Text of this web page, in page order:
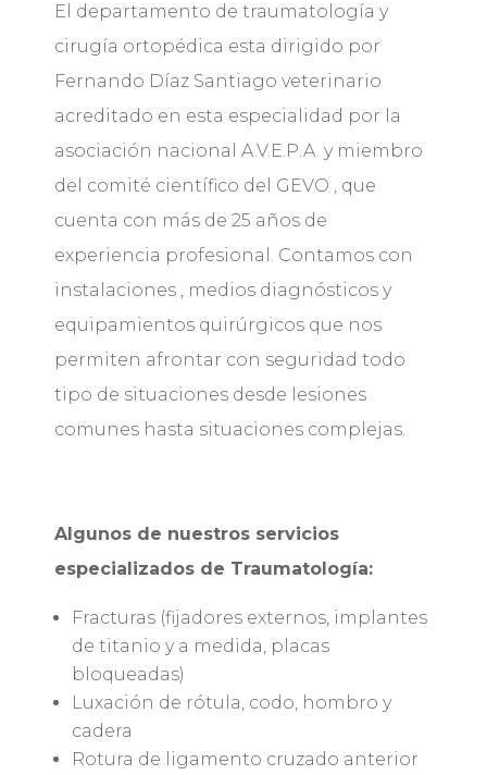
El departamento de traumatología y
cirugía ortopédica esta dirigido por
Fernando Díaz Santiago veterinario
acreditado en esta especialidad por la
asociación nacional A.V.E.P.A. y miembro
del comité científico del GEVO , que
cuenta con más de 25 años de
experiencia profesional. Contamos con
instalaciones , medios diagnósticos y
equipamientos quirúrgicos que nos
permiten afrontar con seguridad todo
tipo de situaciones desde lesiones
comunes hasta situaciones complejas.
Algunos de nuestros servicios
especializados de Traumatología:
Fracturas (fijadores externos, implantes
de titanio y a medida, placas
bloqueadas)
Luxación de rótula, codo, hombro y
cadera
Rotura de ligamento cruzado anterior